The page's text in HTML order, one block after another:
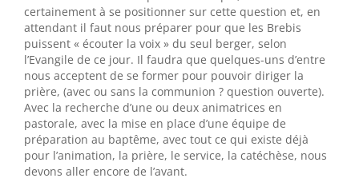
certainement à se positionner sur cette question et, en
attendant il faut nous préparer pour que les Brebis
puissent « écouter la voix » du seul berger, selon
l’Evangile de ce jour. Il faudra que quelques-uns d’entre
nous acceptent de se former pour pouvoir diriger la
prière, (avec ou sans la communion ? question ouverte).
Avec la recherche d’une ou deux animatrices en
pastorale, avec la mise en place d’une équipe de
préparation au baptême, avec tout ce qui existe déjà
pour l’animation, la prière, le service, la catéchèse, nous
devons aller encore de l’avant.